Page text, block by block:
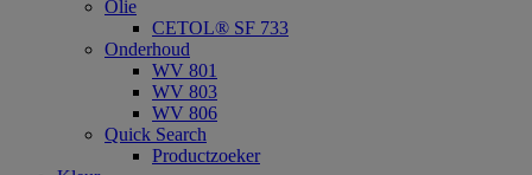
Olie
CETOL® SF 733
Onderhoud
WV 801
WV 803
WV 806
Quick Search
Productzoeker